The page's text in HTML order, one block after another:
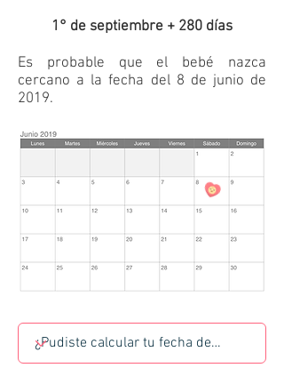
1° de septiembre + 280 días
Es probable que el bebé nazca
cercano a la fecha del 8 de junio de
2019.